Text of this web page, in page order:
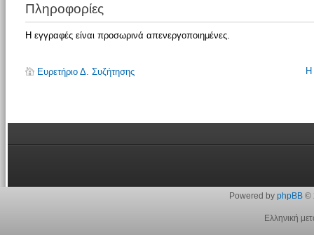
Πληροφορίες
Η εγγραφές είναι προσωρινά απενεργοποιημένες.
Ευρετήριο Δ. Συζήτησης Η
Powered by phpBB©
Ελληνική